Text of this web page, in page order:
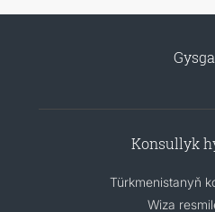
Konsullyk
Türkmenistanyň
Wiza